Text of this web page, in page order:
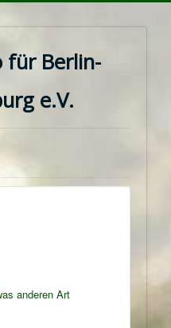
für Berlin-
e.V.
anderen Art